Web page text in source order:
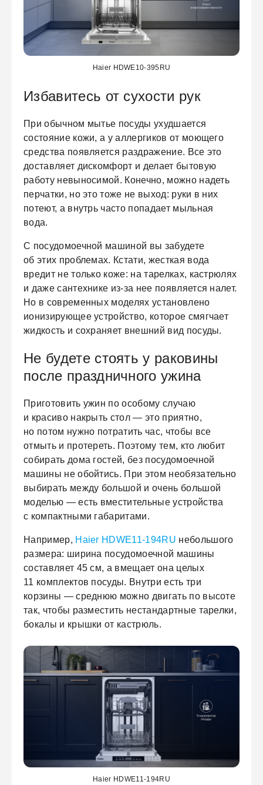
Haier HDWE10-395RU
Избавитесь от сухости рук
При обычном мытье посуды ухудшается
состояние кожи, а у аллергиков от моющего
средства появляется раздражение. Все это
доставляет дискомфорт и делает бытовую
работу невыносимой. Конечно, можно надеть
перчатки, но это тоже не выход: руки в них
потеют, а внутрь часто попадает мыльная
вода.
С посудомоечной машиной вы забудете
об этих проблемах. Кстати, жесткая вода
вредит не только коже: на тарелках, кастрюлях
и даже сантехнике из-за нее появляется налет.
Но в современных моделях установлено
ионизирующее устройство, которое смягчает
жидкость и сохраняет внешний вид посуды.
Не будете стоять у раковины
после праздничного ужина
Приготовить ужин по особому случаю
и красиво накрыть стол — это приятно,
но потом нужно потратить час, чтобы все
отмыть и протереть. Поэтому тем, кто любит
собирать дома гостей, без посудомоечной
машины не обойтись. При этом необязательно
выбирать между большой и очень большой
моделью — есть вместительные устройства
с компактными габаритами.
Например, Haier HDWE11-194RU небольшого
размера: ширина посудомоечной машины
составляет 45 см, а вмещает она целых
11 комплектов посуды. Внутри есть три
корзины — среднюю можно двигать по высоте
так, чтобы разместить нестандартные тарелки,
бокалы и крышки от кастрюль.
Haier HDWE11-194RU